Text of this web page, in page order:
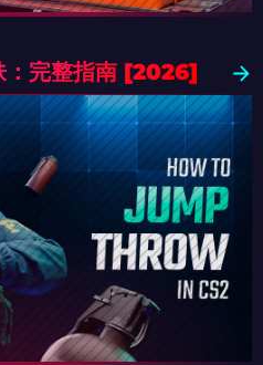
：完整指南 [2026]